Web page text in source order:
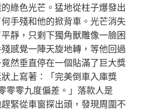
綠色光芒。猛地從柱子爆發出
手殘和他的掀背車。光芒消失
靜，只剩下獨角獸雕像一臉困
感覺一陣天旋地轉，等他回過
然垂直停在一個貼滿了巨大獎
上寫著：「完美倒車入庫獎
零零九度偏差。」落款人是
趕緊從車窗探出頭，發現周圍不